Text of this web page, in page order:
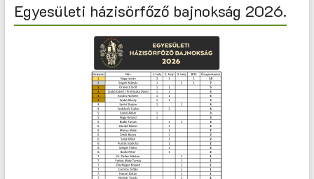
Egyesületi házisörfőző bajnokság 2026.